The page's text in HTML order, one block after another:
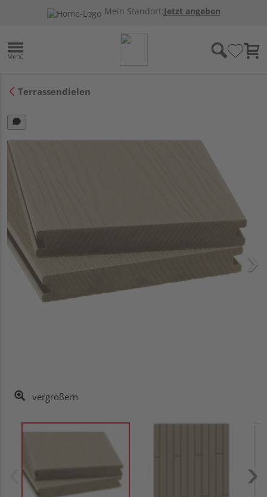
Mein Standort:Jetzt angeben
Terrassendielen
vergrößern